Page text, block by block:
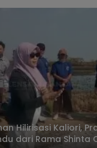
Hilirisasi Kaliori,
dari Rama Shinta